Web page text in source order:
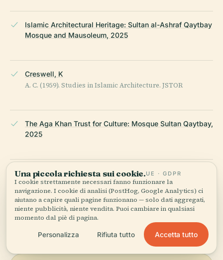
Islamic Architectural Heritage: Sultan al-Ashraf Qaytbay
Mosque and Mausoleum, 2025
Creswell, K
A. C. (1959). Studies in Islamic Architecture. JSTOR
The Aga Khan Trust for Culture: Mosque Sultan Qaytbay,
2025
Lonely Planet: Things to Know Before Traveling to Cairo,
2025
ULTIMA REVISIONE: APRIL 2026
Ricercato da Wikidata, Wikipedia e fonti ufficiali · verificato ·
Come creiamo le nostre guide →
Una piccola richiesta sui cookie.UE · GDPR
I cookie strettamente necessari fanno funzionare la
navigazione. I cookie di analisi (PostHog, Google Analytics) ci
aiutano a capire quali pagine funzionano — solo dati aggregati,
niente pubblicità, niente vendita. Puoi cambiare in qualsiasi
momento dal piè di pagina.
Personalizza Rifiuta tutto Accetta tutto